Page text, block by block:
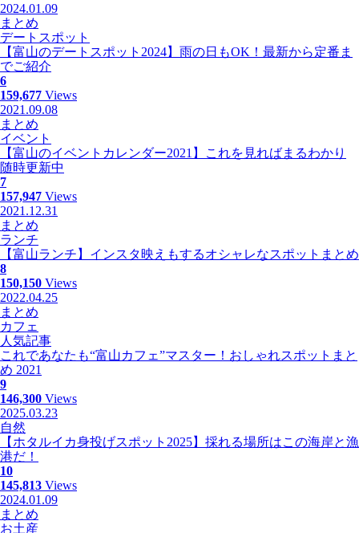
2024.01.09
まとめ
デートスポット
【富山のデートスポット2024】雨の日もOK！最新から定番ま
でご紹介
6
159,677 Views
2021.09.08
まとめ
イベント
【富山のイベントカレンダー2021】これを見ればまるわかり
随時更新中
7
157,947 Views
2021.12.31
まとめ
ランチ
【富山ランチ】インスタ映えもするオシャレなスポットまとめ
8
150,150 Views
2022.04.25
まとめ
カフェ
人気記事
これであなたも“富山カフェ”マスター！おしゃれスポットまと
め 2021
9
146,300 Views
2025.03.23
自然
【ホタルイカ身投げスポット2025】採れる場所はこの海岸と漁
港だ！
10
145,813 Views
2024.01.09
まとめ
お土産